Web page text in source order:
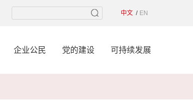
中文 EN
企业公民 党的建设 可持续发展